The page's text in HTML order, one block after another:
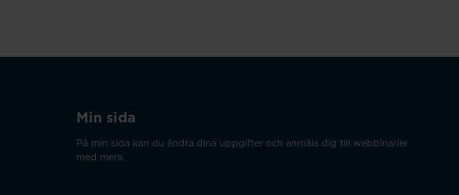
Min sida
På min sida kan du ändra dina uppgifter och anmäla dig till webbinarier
med mera.